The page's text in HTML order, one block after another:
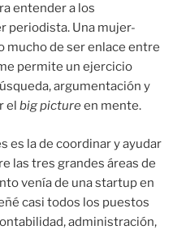
entender a los
periodista. Una mujer-
mucho de ser enlace entre
permite un ejercicio
argumentación y
el big pictureen mente.
es la de coordinar y ayudar
las tres grandes áreas de
venía de una startup en
casi todos los puestos
administración,